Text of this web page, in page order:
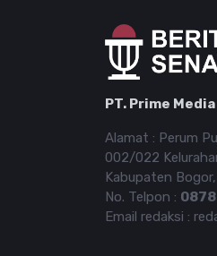
PT. Prime
Alamat : Perum
002/022
Kabupaten
No. Telpon :
Email redaksi :